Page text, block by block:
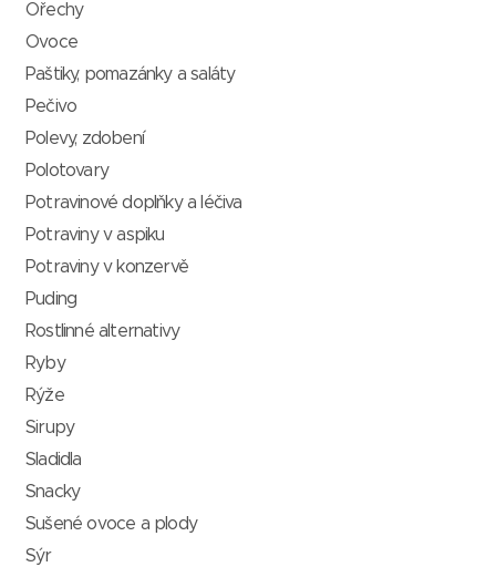
Ořechy
Ovoce
Paštiky, pomazánky a saláty
Pečivo
Polevy, zdobení
Polotovary
Potravinové doplňky a léčiva
Potraviny v aspiku
Potraviny v konzervě
Puding
Rostlinné alternativy
Ryby
Rýže
Sirupy
Sladidla
Snacky
Sušené ovoce a plody
Sýr